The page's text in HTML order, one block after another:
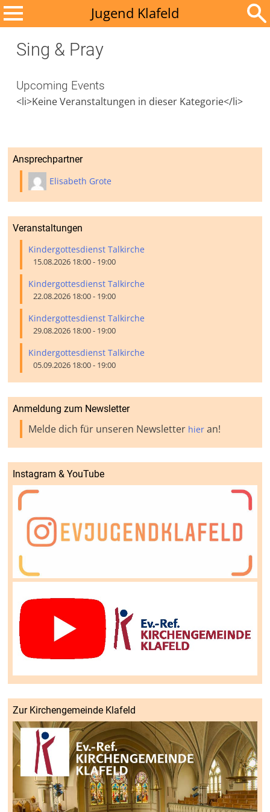
Zum
Inhalt
Jugend Klafeld
nach:Sing & Pray
Upcoming Events
<li>Keine Veranstaltungen in dieser Kategorie</li>
Ansprechpartner
Elisabeth Grote
Veranstaltungen
Kindergottesdienst Talkirche
15.08.2026 18:00 - 19:00
Kindergottesdienst Talkirche
22.08.2026 18:00 - 19:00
Kindergottesdienst Talkirche
29.08.2026 18:00 - 19:00
Kindergottesdienst Talkirche
05.09.2026 18:00 - 19:00
Anmeldung zum Newsletter
Melde dich für unseren Newsletter hier an!
Instagram & YouTube
Zur Kirchengemeinde Klafeld